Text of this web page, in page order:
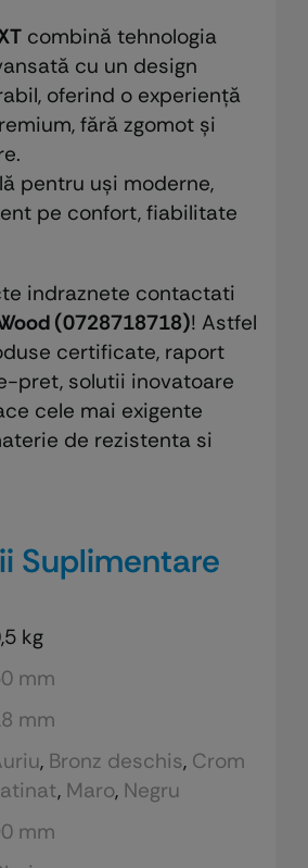
combină tehnologia
cu un design
oferind o experiență
fără zgomot și
pentru uși moderne,
pe confort, fiabilitate
indraznete contactati
(0728718718)! Astfel
certificate, raport
pret, solutii inovatoare
cele mai exigente
de rezistenta si
Suplimentare
kg
mm
mm
, Bronz deschis, Crom
, Maro, Negru
mm